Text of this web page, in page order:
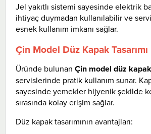
Jel yakıtlı sistemi sayesinde elektrik
ihtiyaç duymadan kullanılabilir ve
esnek kullanım imkanı sağlar.
Çin Model Düz Kapak Tasarımı
Üründe bulunan Çin model düz kapak
servislerinde pratik kullanım sunar.
sayesinde yemekler hijyenik şekilde
sırasında kolay erişim sağlar.
Düz kapak tasarımının avantajları: